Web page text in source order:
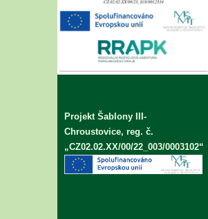
Projekt Šablony III-
Chroustovice, reg. č.
„CZ02.02.XX/00/22_003/0003102“